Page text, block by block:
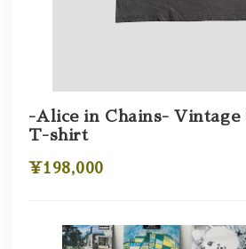
-Alice in Chains- Vintage
T-shirt
¥198,000